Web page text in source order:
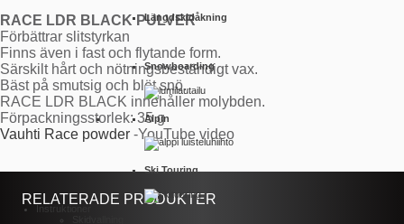
Längdskidåkning
Snowboarding
Alpin
Ski Touring
Instruktioner
RACE LDR BLACK PULVER
Förbättrar slitstyrkan
Finns även i fast och flytande form.
Särskilt hårt och nötningsbeständigt vax.
Bäst på smutsig och blöt snö.
RACE LDR BLACK innehåller molybden.
Förpackningsstorlek: 35 g
Vauhti Race powder -YouTube video
RELATERADE PRODUKTER